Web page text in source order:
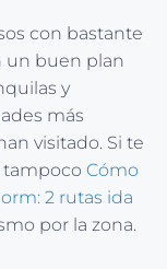
con bastante
un buen plan
y
más
visitado. Si te
tampoco Cómo
2 rutas ida
por la zona.